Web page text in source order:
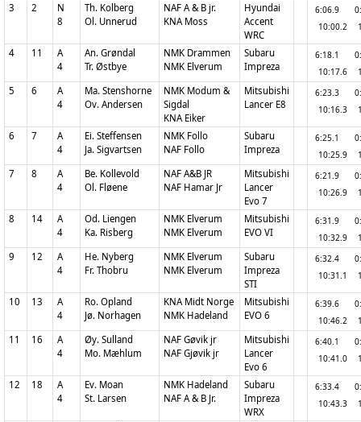
3 2
N
8
Th. Kolberg
Ol. Unnerud
NAF A & B jr.
KNA Moss
Hyundai
Accent
WRC
6:06.9
10:00.2
4 11
A
4
An. Grøndal
Tr. Østbye
NMK Drammen
NMK Elverum
Subaru
Impreza
6:18.1
10:17.6
5 6
A
4
Ma. Stenshorne
Ov. Andersen
NMK Modum &
Sigdal
KNA Eiker
Mitsubishi
Lancer E8
6:23.3
10:16.3
6 7
A
4
Ei. Steffensen
Ja. Sigvartsen
NMK Follo
NAF Follo
Subaru
Impreza
6:25.1
10:25.9
7 8
A
4
Be. Kollevold
Ol. Fløene
NAF A&B JR
NAF Hamar Jr
Mitsubishi
Lancer
Evo 7
6:21.9
10:26.9
8 14
A
4
Od. Liengen
Ka. Risberg
NMK Elverum
NMK Elverum
Mitsubishi
EVO VI
6:31.9
10:32.9
9 12
A
4
He. Nyberg
Fr. Thobru
NMK Elverum
NMK Elverum
Subaru
Impreza
STI
6:32.4
10:31.1
10 13
A
4
Ro. Opland
Jø. Norhagen
KNA Midt Norge
NMK Hadeland
Mitsubishi
EVO 6
6:39.6
10:46.2
11 16
A
4
Øy. Sulland
Mo. Mæhlum
NAF Gøvik jr
NAF Gjøvik jr
Mitsubishi
Lancer
Evo 6
6:40.1
10:41.0
12 18
A
4
Ev. Moan
St. Larsen
NMK Hadeland
NAF A & B Jr.
Subaru
Impreza
WRX
6:33.4
10:43.3